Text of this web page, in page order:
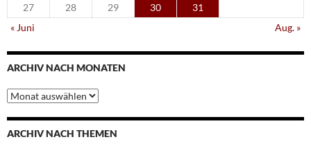
27
28 29 30
31
« Juni
Aug. »
ARCHIV NACH MONATEN
Archiv
nach
Monaten
ARCHIV NACH THEMEN